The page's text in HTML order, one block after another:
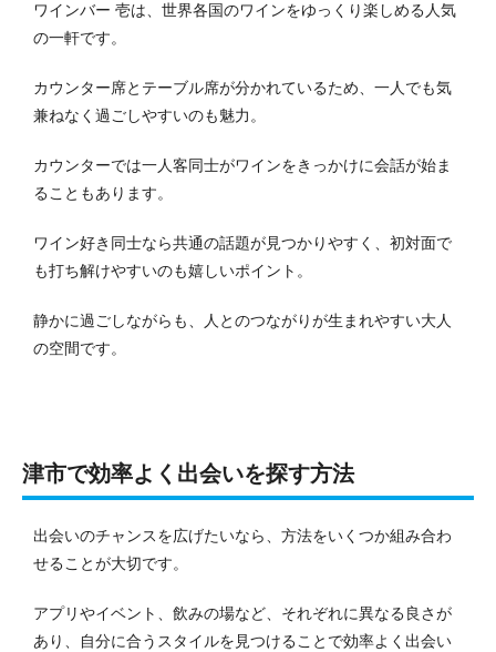
ワインバー 壱は、世界各国のワインをゆっくり楽しめる人気
の一軒です。
カウンター席とテーブル席が分かれているため、一人でも気
兼ねなく過ごしやすいのも魅力。
カウンターでは一人客同士がワインをきっかけに会話が始ま
ることもあります。
ワイン好き同士なら共通の話題が見つかりやすく、初対面で
も打ち解けやすいのも嬉しいポイント。
静かに過ごしながらも、人とのつながりが生まれやすい大人
の空間です。
津市で効率よく出会いを探す方法
出会いのチャンスを広げたいなら、方法をいくつか組み合わ
せることが大切です。
アプリやイベント、飲みの場など、それぞれに異なる良さが
あり、自分に合うスタイルを見つけることで効率よく出会い